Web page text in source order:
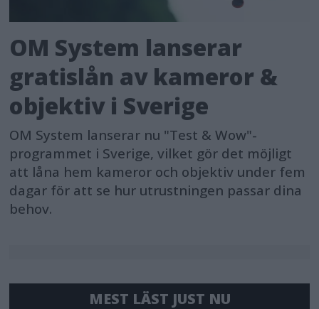
OM System lanserar
gratislån av kameror &
objektiv i Sverige
OM System lanserar nu "Test & Wow"-
programmet i Sverige, vilket gör det möjligt
att låna hem kameror och objektiv under fem
dagar för att se hur utrustningen passar dina
behov.
MEST LÄST JUST NU